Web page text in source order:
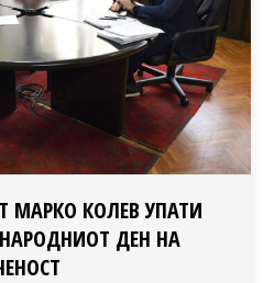
МАРКО КОЛЕВ УПАТИ
ДЕН НА